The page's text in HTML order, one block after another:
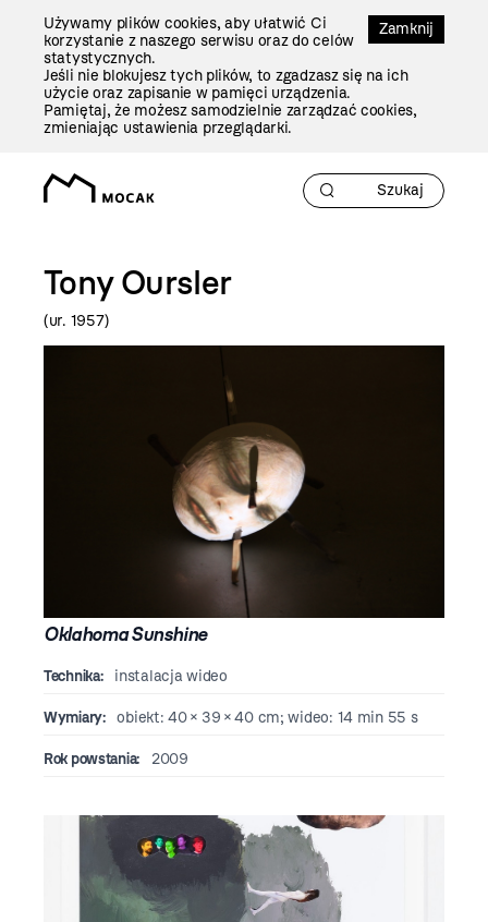
Zamknij
Używamy plików cookies, aby ułatwić Ci
korzystanie z naszego serwisu oraz do celów
statystycznych.
Jeśli nie blokujesz tych plików, to zgadzasz się na ich
użycie oraz zapisanie w pamięci urządzenia.
Pamiętaj, że możesz samodzielnie zarządzać cookies,
zmieniając ustawienia przeglądarki.
Tony Oursler
(ur. 1957)
Oklahoma Sunshine
Technika: instalacja wideo
Wymiary: obiekt: 40 × 39 × 40 cm; wideo: 14 min 55 s
Rok powstania: 2009